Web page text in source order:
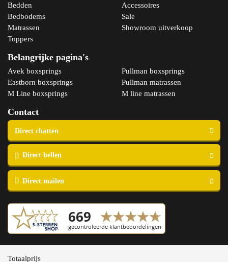
Totaalprijs
Bedden
Bedbodems
Matrassen
Toppers
Accessoires
Sale
Showroom uitverkoop
Belangrijke pagina's
Avek boxsprings
Eastborn boxsprings
M Line boxsprings
Pullman boxsprings
Pullman matrassen
M line matrassen
Contact
Copyright © 2023 Slaapspecialist van Ellen